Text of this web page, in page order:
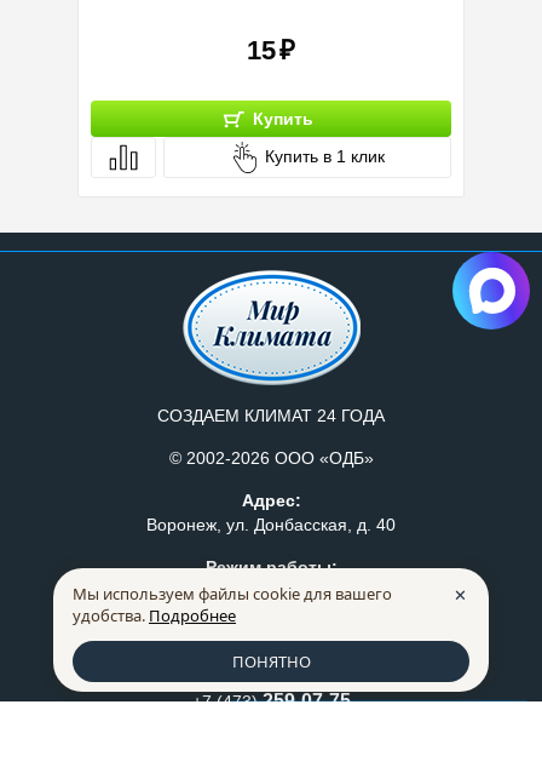
15
Купить
Купить в 1 клик
СОЗДАЕМ КЛИМАТ 24 ГОДА
© 2002-2026 ООО «ОДБ»
Адрес:
Воронеж, ул. Донбасская, д. 40
Режим работы:
Пн-Пт: с 8:30 до 17:30
Политика конфидециальности
+7 (473)259-07-75
Мы используем файлы cookie для вашего
удобства. Подробнее
✕
ПОНЯТНО